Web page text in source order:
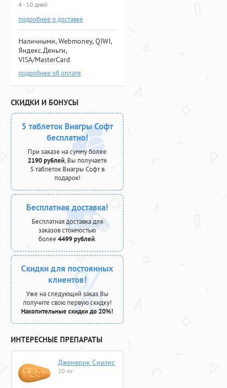
4 - 10 дней
подробнее о доставке
Наличными, Webmoney, QIWI,
Яндекс.Деньги,
VISA/MasterCard
подробнее об оплате
СКИДКИ И БОНУСЫ
5 таблеток Виагры Софт
бесплатно!
При заказе на сумму более
2190 рублей, Вы получаете
5 таблеток Виагры Софт в
подарок!
Бесплатная доставка!
Бесплатная доставка для
заказов стоимостью
более 4499 рублей.
Скидки для постоянных
клиентов!
Уже на следующий заказ Вы
получите свою первую скидку!
Накопительные скидки до 20%!
ИНТЕРЕСНЫЕ ПРЕПАРАТЫ
Дженерик Сиалис
20 мг